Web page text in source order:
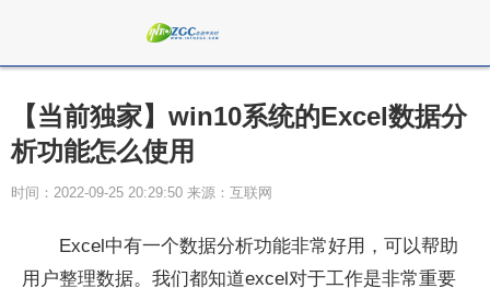
【当前独家】win10系统的Excel数据分
析功能怎么使用
时间：2022-09-25 20:29:50 来源：互联网
Excel中有一个数据分析功能非常好用，可以帮助
用户整理数据。我们都知道excel对于工作是非常重要